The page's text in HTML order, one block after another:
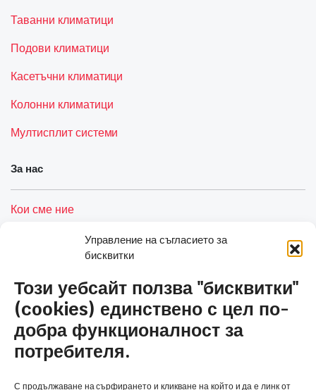
Управление на съгласието за
бисквитки
Този уебсайт ползва "бисквитки"
(cookies) единствено с цел по-
добра функционалност за
потребителя.
С продължаване на сърфирането и кликване на който и да е линк от
Таванни климатици
Подови климатици
Касетъчни климатици
Колонни климатици
Мултисплит системи
За нас
Кои сме ние
Полезни връзки
Общи условия и политика за сигурност